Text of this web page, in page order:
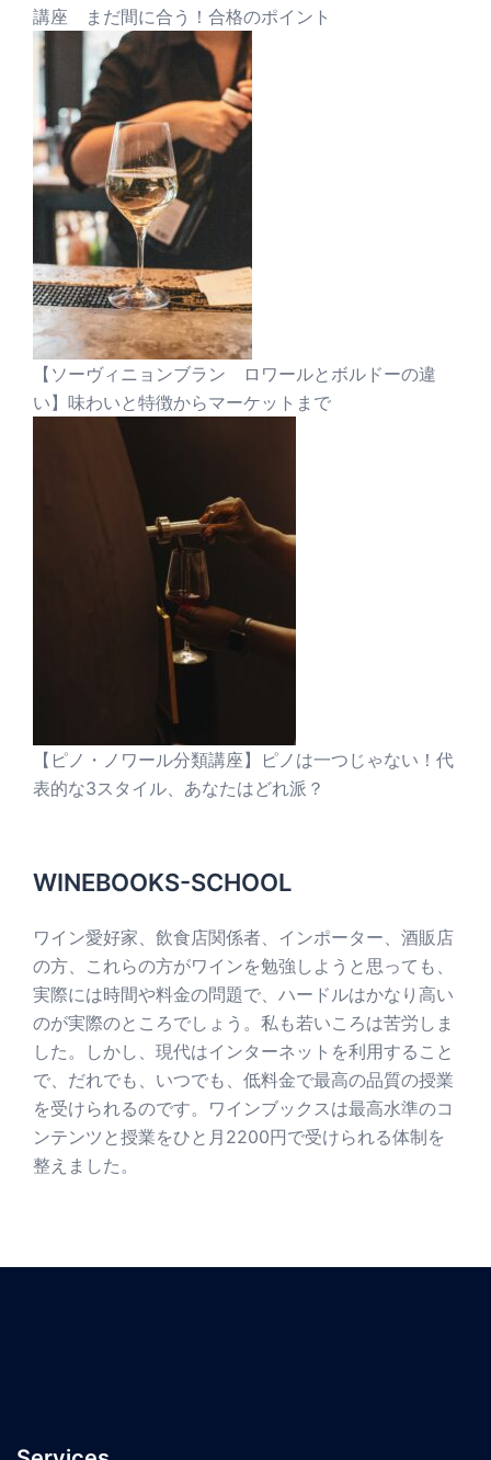
講座 まだ間に合う！合格のポイント
【ソーヴィニョンブラン ロワールとボルドーの違
い】味わいと特徴からマーケットまで
【ピノ・ノワール分類講座】ピノは一つじゃない！代
表的な3スタイル、あなたはどれ派？
WINEBOOKS-SCHOOL
ワイン愛好家、飲食店関係者、インポーター、酒販店
の方、これらの方がワインを勉強しようと思っても、
実際には時間や料金の問題で、ハードルはかなり高い
のが実際のところでしょう。私も若いころは苦労しま
した。しかし、現代はインターネットを利用すること
で、だれでも、いつでも、低料金で最高の品質の授業
を受けられるのです。ワインブックスは最高水準のコ
ンテンツと授業をひと月2200円で受けられる体制を
整えました。